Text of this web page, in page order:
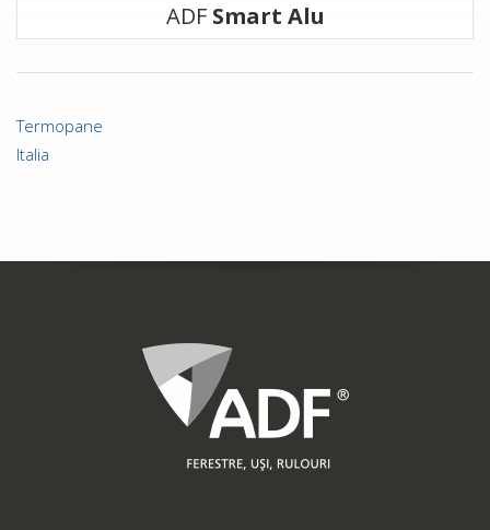
ADF Smart Alu
Termopane
Italia